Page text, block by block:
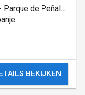
Club Deportivo Villaba Alternativo - Parque de Peñalba
BEKIJKEN